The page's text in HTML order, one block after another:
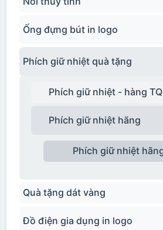
Ống đựng bút in logo
Phích giữ nhiệt quà tặng
Phích giữ nhiệt - hàng TQ
Phích giữ nhiệt hãng
Quà tặng dát vàng
Đồ điện gia dụng in logo